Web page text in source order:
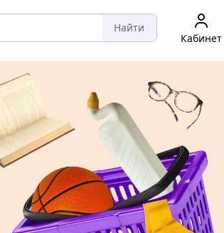
Найти
Кабинет